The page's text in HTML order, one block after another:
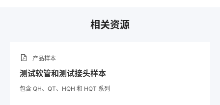
相关资源
产品样本
测试软管和测试接头样本
包含 QH、QT、HQH 和 HQT 系列